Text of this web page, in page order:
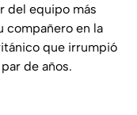
del equipo más
compañero en la
que irrumpió
de años.